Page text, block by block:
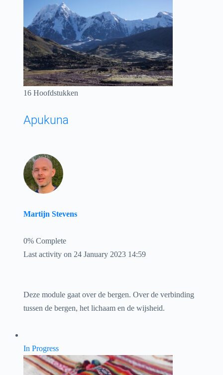
16 Hoofdstukken
Apukuna
Martijn Stevens
0% Complete
Last activity on 24 January 2023 14:59
Deze module gaat over de bergen. Over de verbinding
tussen de bergen, het lichaam en de wijsheid.
In Progress